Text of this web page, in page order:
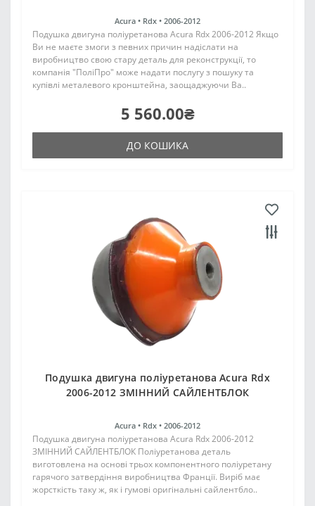
Acura • Rdx • 2006-2012
Подушка двигуна поліуретанова Acura Rdx 2006-2012 Якщо
Ви не маєте змоги з певних причин надіслати на
виробництво свою стару деталь для реконструкції, то
компанія "ПоліПро" може надати послугу з пошуку та
купівлі металевого кронштейна, заощаджуючи Ва..
5 560.00₴
ДО КОШИКА
Подушка двигуна поліуретанова Acura Rdx
2006-2012 ЗМІННИЙ САЙЛЕНТБЛОК
Acura • Rdx • 2006-2012
Подушка двигуна поліуретанова Acura Rdx 2006-2012
ЗМІННИЙ САЙЛЕНТБЛОК Поліуретанова деталь
виготовлена на основі трьох компонентного поліуретану
гарячого затвердіння виробництва Франції. Виріб має
жорсткість таку ж, як і гумові оригінальні сайлентбло..